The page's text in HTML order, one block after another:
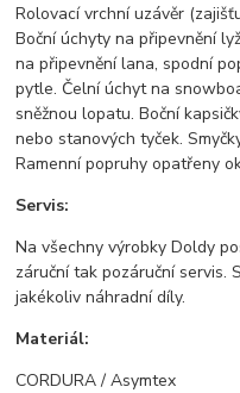
Rolovací vrchní uzávěr
Boční úchyty na připevnění
na připevnění lana, spodní
pytle. Čelní úchyt na
sněžnou lopatu. Boční
nebo stanových tyček.
Ramenní popruhy opatřeny
Servis:
Na všechny výrobky Doldy
záruční tak pozáruční servis.
jakékoliv náhradní díly.
Materiál:
CORDURA / Asymtex